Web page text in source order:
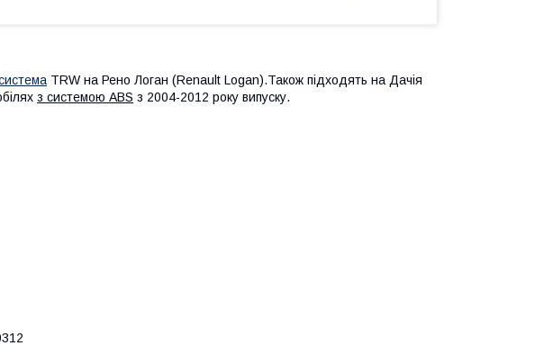
TRW на Рено Логан (Renault Logan).Також підходять на Дачія
з системою ABS з 2004-2012 року випуску.